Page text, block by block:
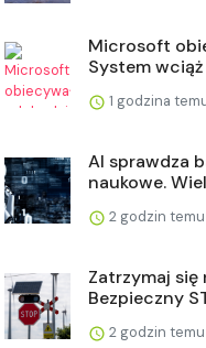
Microsoft
System wciąż
1 godzina
AI sprawdza
naukowe.
2 godzin temu
Zatrzymaj się
Bezpieczny
2 godzin temu